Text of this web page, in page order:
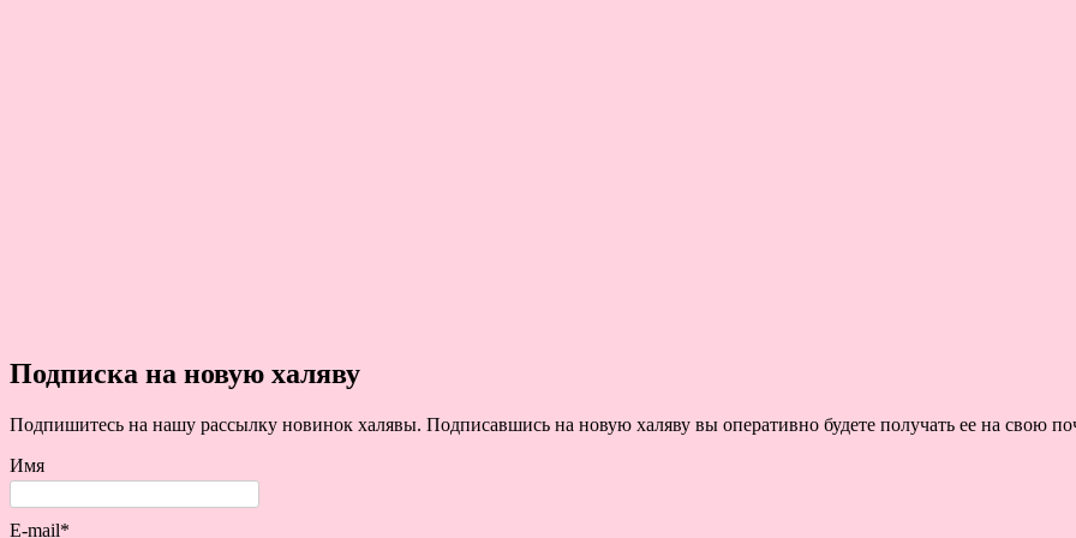
Подписка на новую халяву
Подпишитесь на нашу рассылку новинок халявы. Подписавшись на новую халяву вы оперативно будете получать ее на свою
Имя
E-mail*